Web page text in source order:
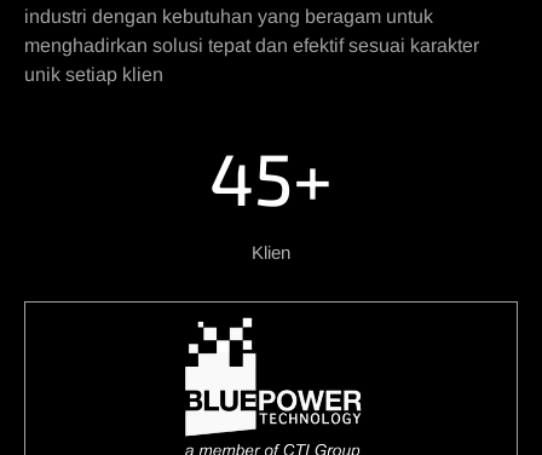
industri dengan kebutuhan yang beragam untuk
menghadirkan solusi tepat dan efektif sesuai karakter
unik setiap klien
45+
Klien